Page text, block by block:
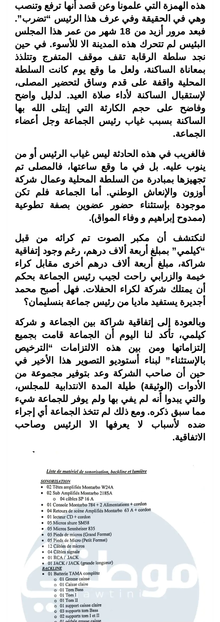
هذه الهمزة التي علمونا وعن قصد أنها ترفع وتنصب
وهي في الحقيقة وفي عرف هذا الرئيس “تضرب”.
فبعد مرور أزيد من 18 شهر من عمر هذا المجلس
البئيس لم تتحرك هذه المدينة الا للأسوء. في حين
نجد سلطة الرقابة تقف موقف المتفرج وتتلذذ
بمعاناة الساكنة، ولعل ما وقع يوم كانت السلطة
المحلية واقفة على قدم وساق لتحضير المصلى،
لإستقبال الساكنة لأداء صلاة العيد. لدليل واضح
وفاضح على حجم الكارثة التي إبتلى الله بها
الساكنة بسبب غياب رئيس الجماعة وجل أعضاء
الجماعة.
فالغريب في هذه الحادثة ليس غياب الرئيس أو من
ينوب عليه. بل في ما وقع ساعتها، فالمصلى تم
تجهيزها بمبادرة من السلطة المحلية وعمال شركة
أوزون والإنعاش الوطني. أما الجماعة فلم تكن
موجودة بإستثناء حضور عضوين بصفة تطوعية
(ممدوح إبراهيم و وفاء المواق).
لنكتشف أن مكبر الصوت تم كرائه من قبل
“كيلمي” بمبلغ أربعة ألاف درهم، رغم وجود إتفاقية
شراكة، مبلغ أربعة ألاف درهم أخرى مقابل كراء
خيمة والزرابي راحت لجيب رئيس الجماعة بحكم
أن يمتلك شركة لكراء الحفلات. فهل أصبح محمد
أجديرة يستفيد ماديا من رئيس جماعة بنسليمان؟
وبالعودة إلى إتفاقية شراكة بين الجماعة و شركة
كيلمي، تأكد لنا اليوم أن الجماعة قامت بجميع
إلتزاماتها ومن بين هذه الالتزامات “الترخيص
بالإستثناء” لبناء أستوديو التصوير هذا الأخير في
حين أن صاحب الشركة وعد بتوفير مجموعة من
الأدوات (الوثيقة) طيلة المدة الانتدابية للمجلس،
والتي يبدوا أنه لم يفي بها ولم يوفر للجماعة شيء
مما سبق ذكره. ومع ذلك لم تتخذ الجماعة أي إجراء
ضده لأسباب لا يعرفها الا الرئيس وصاحب
الاتفاقية.